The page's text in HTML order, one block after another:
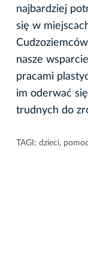
najbardziej
się w
nasze
pracami
im oderwać
trudnych do
TAGI: dzieci, pomoc